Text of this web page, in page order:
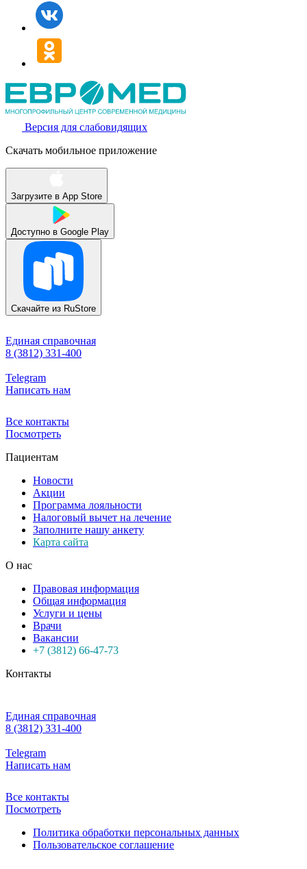
Версия для слабовидящих
Скачать мобильное приложение
Загрузите в App Store
Доступно в Google Play
Скачайте из RuStore
Единая справочная
8 (3812) 331-400
Telegram
Написать нам
Все контакты
Посмотреть
Пациентам
Новости
Акции
Программа лояльности
Налоговый вычет на лечение
Заполните нашу анкету
Карта сайта
О нас
Правовая информация
Общая информация
Услуги и цены
Врачи
Вакансии
+7 (3812) 66-47-73
Контакты
Единая справочная
8 (3812) 331-400
Telegram
Написать нам
Все контакты
Посмотреть
Политика обработки персональных данных
Пользовательское соглашение